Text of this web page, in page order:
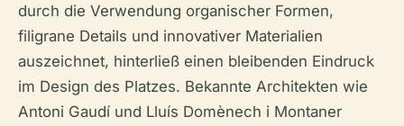
durch die Verwendung organischer Formen,
filigrane Details und innovativer Materialien
auszeichnet, hinterließ einen bleibenden Eindruck
im Design des Platzes. Bekannte Architekten wie
Antoni Gaudí und Lluís Domènech i Montaner